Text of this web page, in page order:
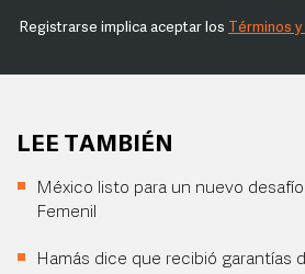
Registrarse implica aceptar los Términos
LEE TAMBIÉN
México listo para un nuevo
Femenil
Hamás dice que recibió garantías